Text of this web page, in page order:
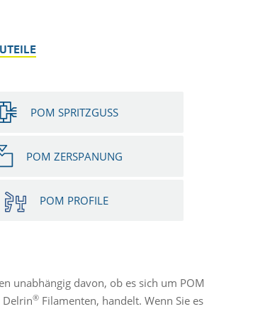
POM SPRITZGUSS
POM ZERSPANUNG
POM PROFILE
unabhängig davon, ob es sich um POM
Delrin® Filamenten, handelt. Wenn Sie es